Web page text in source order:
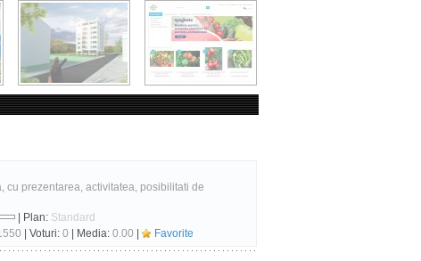
cu prezentarea, activitatea, posibilitati de
| Plan: Standard
| Voturi: 0 | Media: 0.00 Favorite